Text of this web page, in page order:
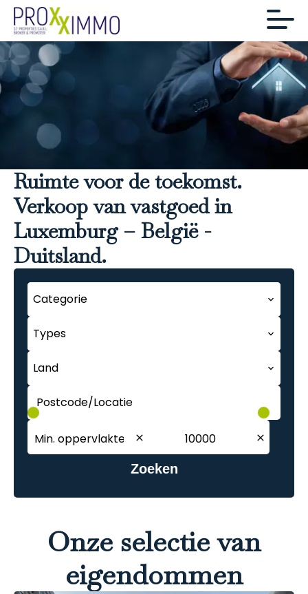
Ruimte voor de toekomst.
Verkoop van vastgoed in
Luxemburg – België -
Duitsland.
Categorie
Types
Land
Postcode/Locatie
Zoeken
Onze selectie van
eigendommen